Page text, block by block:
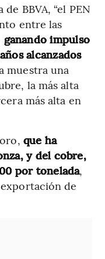
BBVA, “el PEN
entre las
ganando impulso
alcanzados
muestra una
la más alta
más alta en
que ha
y del cobre,
por tonelada,
de